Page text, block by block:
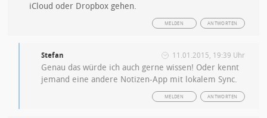
iCloud oder Dropbox gehen.
ANTWORTEN
MELDEN
Stefan 11.01.2015, 19:39 Uhr
Genau das würde ich auch gerne wissen! Oder kennt
jemand eine andere Notizen-App mit lokalem Sync.
ANTWORTEN
MELDEN